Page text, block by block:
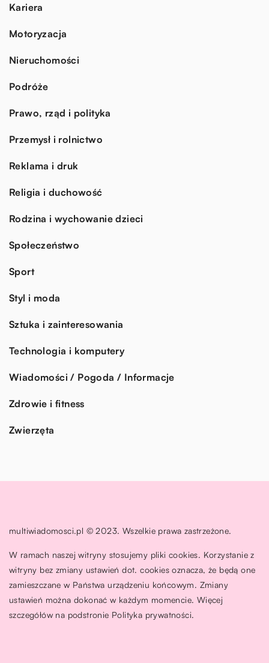
Kariera
Motoryzacja
Nieruchomości
Podróże
Prawo, rząd i polityka
Przemysł i rolnictwo
Reklama i druk
Religia i duchowość
Rodzina i wychowanie dzieci
Społeczeństwo
Sport
Styl i moda
Sztuka i zainteresowania
Technologia i komputery
Wiadomości / Pogoda / Informacje
Zdrowie i fitness
Zwierzęta
multiwiadomosci.pl © 2023. Wszelkie prawa zastrzeżone.
W ramach naszej witryny stosujemy pliki cookies. Korzystanie z
witryny bez zmiany ustawień dot. cookies oznacza, że będą one
zamieszczane w Państwa urządzeniu końcowym. Zmiany
ustawień można dokonać w każdym momencie. Więcej
szczegółów na podstronie Polityka prywatności.